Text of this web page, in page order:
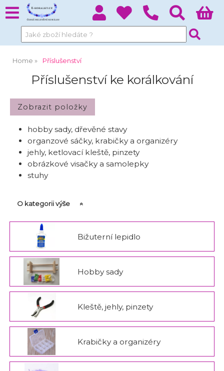
Home Příslušenství
Příslušenství ke korálkování
hobby sady, dřevěné stavy
organzové sáčky, krabičky a organizéry
jehly, ketlovací kleště, pinzety
obrázkové visačky a samolepky
stuhy
O kategorii výše
Bižuterní lepidlo
Hobby sady
Kleště, jehly, pinzety
Krabičky a organizéry